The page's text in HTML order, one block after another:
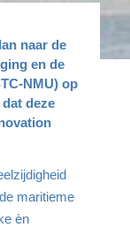
naar de
en de
NMU) op
deze
maritieme
èn